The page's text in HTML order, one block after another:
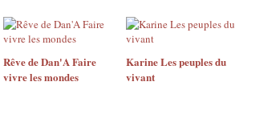
Rêve de Dan'A Faire
vivre les mondes
Karine Les peuples du
vivant